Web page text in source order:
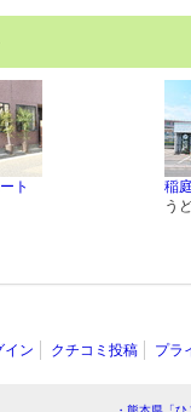
ト
稲
う
イン クチコミ投稿 プラ